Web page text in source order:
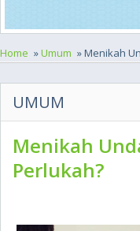
Home »Umum » Menikah
UMUM
Menikah
Perlukah?